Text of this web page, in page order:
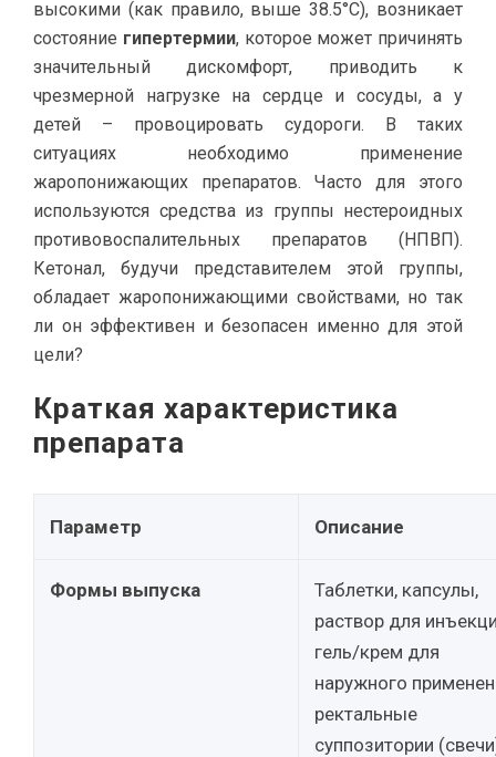
высокими (как правило, выше 38.5°C), возникает
состояние гипертермии, которое может причинять
значительный дискомфорт, приводить к
чрезмерной нагрузке на сердце и сосуды, а у
детей – провоцировать судороги. В таких
ситуациях необходимо применение
жаропонижающих препаратов. Часто для этого
используются средства из группы нестероидных
противовоспалительных препаратов (НПВП).
Кетонал, будучи представителем этой группы,
обладает жаропонижающими свойствами, но так
ли он эффективен и безопасен именно для этой
цели?
Краткая характеристика
препарата
Параметр Описание
Формы выпуска
Таблетки, капсулы,
раствор для
гель/крем для
наружного
ректальные
суппозитории